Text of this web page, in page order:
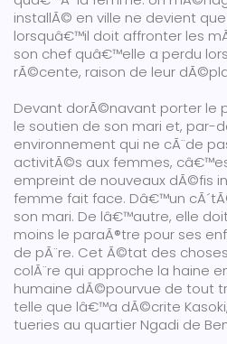
installÃ© en ville ne devient
lorsquâ€™il doit affronter les
son chef quâ€™elle a perdu
rÃ©cente, raison de leur
Devant dorÃ©navant porter le
le soutien de son mari et, par-
environnement qui ne cÃ¨de
activitÃ©s aux femmes,
empreint de nouveaux dÃ©fis
femme fait face. Dâ€™un
son mari. De lâ€™autre, elle
moins le paraÃ®tre pour ses
de pÃ¨re. Cet Ã©tat des
colÃ¨re qui approche la haine
humaine dÃ©pourvue de tout
telle que lâ€™a dÃ©crite
tueries au quartier Ngadi de